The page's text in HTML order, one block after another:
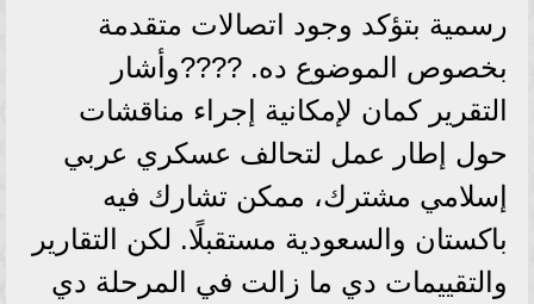
رسمية بتؤكد وجود اتصالات متقدمة
بخصوص الموضوع ده. ????وأشار
التقرير كمان لإمكانية إجراء مناقشات
حول إطار عمل لتحالف عسكري عربي
إسلامي مشترك، ممكن تشارك فيه
باكستان والسعودية مستقبلًا. لكن التقارير
والتقييمات دي ما زالت في المرحلة دي